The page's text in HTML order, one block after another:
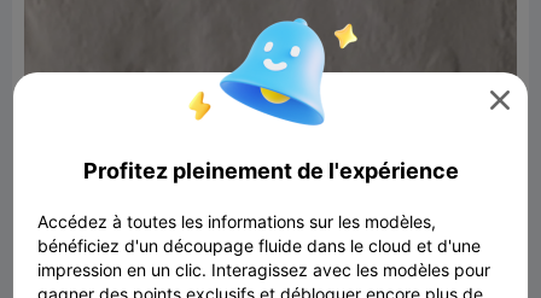

Profitez pleinement de l'expérience
Accédez à toutes les informations sur les modèles,
bénéficiez d'un découpage fluide dans le cloud et d'une
impression en un clic. Interagissez avec les modèles pour